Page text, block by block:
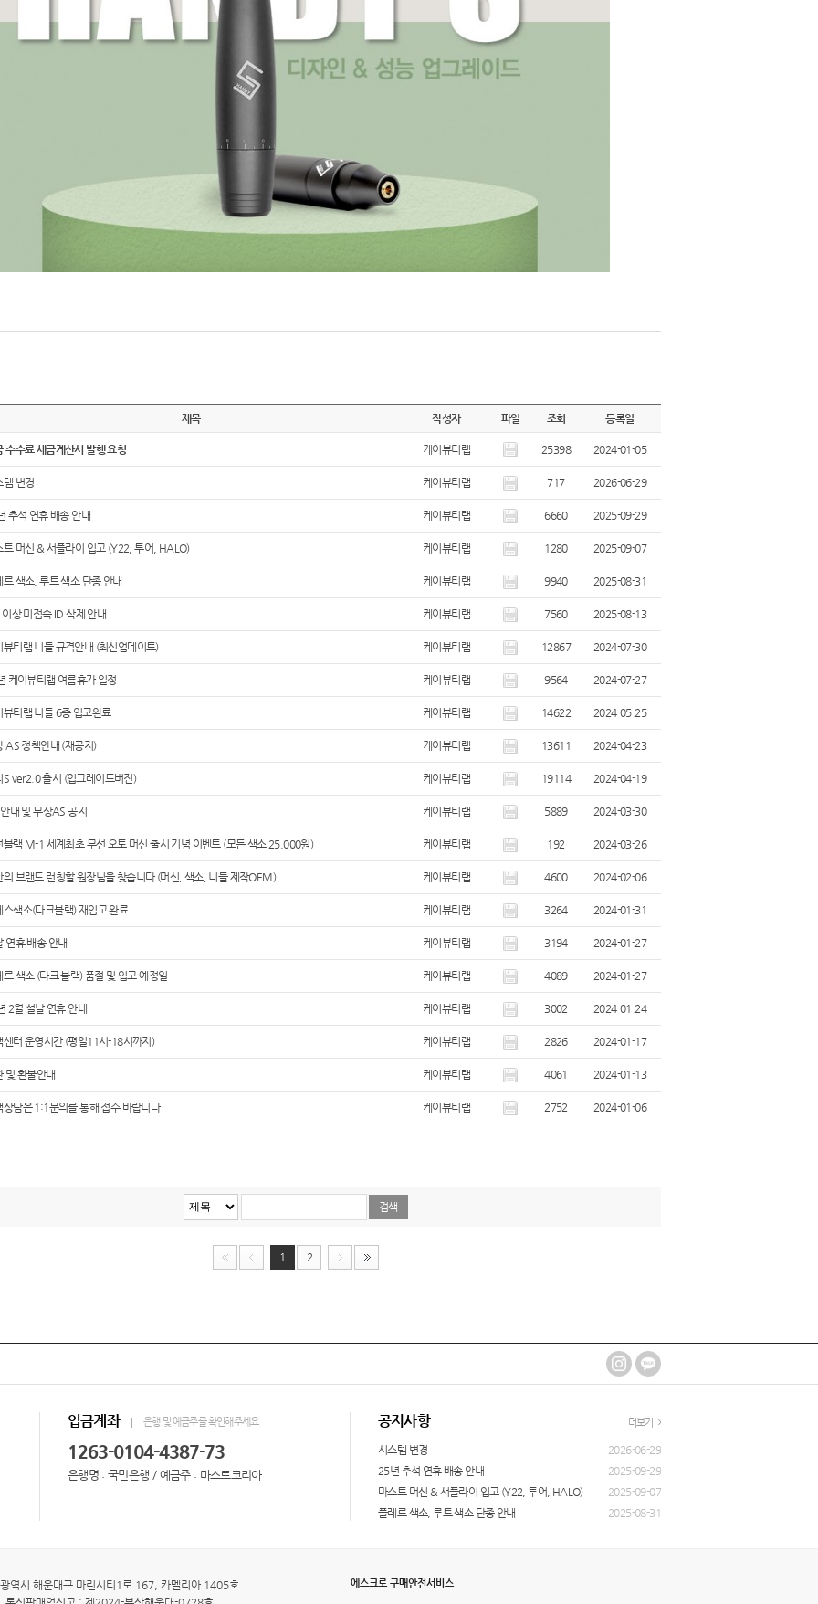
제목 작성자 파일 조회 등록일
수수료 세금계산서 발행 요청 케이뷰티랩 25398 2024-01-05
템 변경 케이뷰티랩 717 2026-06-29
추석 연휴 배송 안내 케이뷰티랩 6660 2025-09-29
트 머신 & 서플라이 입고 (Y22, 투어, HALO) 케이뷰티랩 1280 2025-09-07
르 색소, 루트 색소 단종 안내 케이뷰티랩 9940 2025-08-31
상 미접속 ID 삭제 안내 케이뷰티랩 7560 2025-08-13
뷰티랩 니들 규격안내 (최신업데이트) 케이뷰티랩 12867 2024-07-30
케이뷰티랩 여름휴가 일정 케이뷰티랩 9564 2024-07-27
뷰티랩 니들 6종 입고완료 케이뷰티랩 14622 2024-05-25
AS 정책안내 (재공지) 케이뷰티랩 13611 2024-04-23
S ver2.0 출시 (업그레이드버전) 케이뷰티랩 19114 2024-04-19
내 및 무상AS 공지 케이뷰티랩 5889 2024-03-30
블랙 M-1 세계최초 무선 오토 머신 출시 기념 이벤트 (모든 색소 25,000원) 케이뷰티랩 192 2024-03-26
의 브랜드 런칭할 원장님을 찾습니다 (머신, 색소, 니들 제작OEM) 케이뷰티랩 4600 2024-02-06
스색소(다크블랙) 재입고 완료 케이뷰티랩 3264 2024-01-31
연휴 배송 안내 케이뷰티랩 3194 2024-01-27
르 색소 (다크 블랙) 품절 및 입고 예정일 케이뷰티랩 4089 2024-01-27
2월 설날 연휴 안내 케이뷰티랩 3002 2024-01-24
센터 운영시간 (평일11시-18시까지) 케이뷰티랩 2826 2024-01-17
및 환불안내 케이뷰티랩 4061 2024-01-13
상담은 1:1문의를 통해 접수 바랍니다 케이뷰티랩 2752 2024-01-06
1 2
입금계좌 은행 및 예금주를 확인해주세요
1263-0104-4387-73
은행명 : 국민은행 / 예금주 : 마스트코리아
공지사항 더보기
시스템 변경
2026-06-29
25년 추석 연휴 배송 안내
2025-09-29
마스트 머신 & 서플라이 입고 (Y22, 투어, HALO)
2025-09-07
플레르 색소, 루트 색소 단종 안내
2025-08-31
역시 해운대구 마린시티1로 167, 카멜리아 1405호
에스크로 구매안전서비스